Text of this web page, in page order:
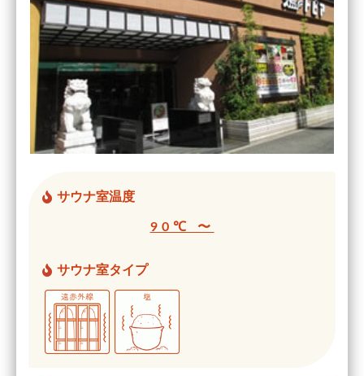
サウナ室温度
90℃ 〜
サウナ室タイプ